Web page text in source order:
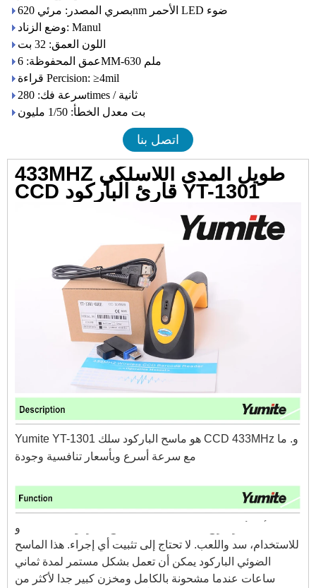
بصري المصدر: مرئي 620nm الأحمر LED ضوء
وضع الزناد: Manul
اللون العمق: 32 بت
عمق المحفوظة: 6MM-630 ملم
قراءة Percision: ≥4mil
سرعة فك: 280times / ثانية
بت معدل الخطأ: 1/50 مليون
اتصل بنا
433MHZ طويل المدى اللاسلكي
CCD قارئ الباركود YT-1301
Yumite YT-1301 هو ماسح الباركود سلك CCD 433MHz و. ما
للاستخدام، سد واللعب. لا تحتاج إلى تثبيت أي إجراء. هذا الماسح
الضوئي الباركود يمكن أن تعمل بشكل مستمر لمدة ثماني
ساعات عندما مشحونة بالكامل ومخزن كبير جدا لأكثر من